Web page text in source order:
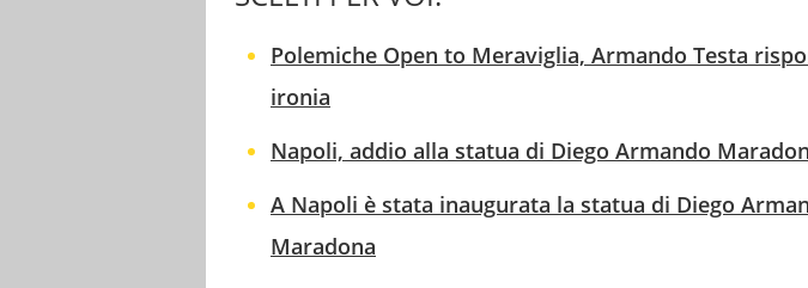
Polemiche Open to Meraviglia, Armando Testa
ironia
Napoli, addio alla statua di Diego Armando
A Napoli è stata inaugurata la statua di Diego
Maradona